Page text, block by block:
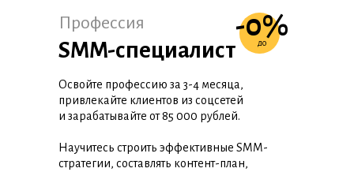
Освойте профессию за 3-4 месяца,
привлекайте клиентов из соцсетей
и зарабатывайте от 85 000 рублей.
Научитесь строить эффективные SMM-
стратегии, составлять контент-план,
SMM-специалист
Профессия -0%
до